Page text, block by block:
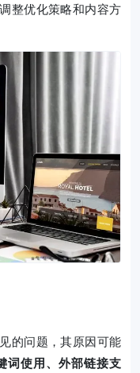
整优化策略和内容方
的问题，其原因可能
词使用、外部链接支